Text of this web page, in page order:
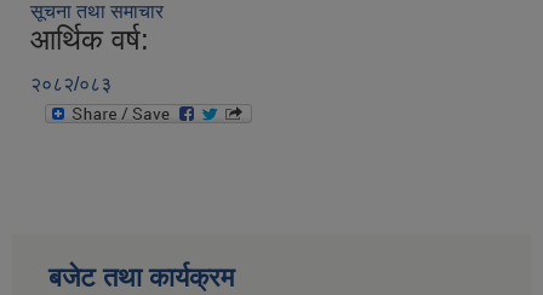
सूचना तथा समाचार
आर्थिक वर्ष:
२०८२/०८३
बजेट तथा कार्यक्रम